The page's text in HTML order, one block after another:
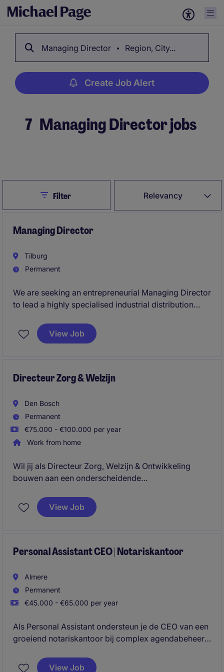
Managing Director Region, City...
Create Job Alert
7 Managing Director jobs
Relevancy
CloseFilter
Managing Director
Tilburg
Permanent
We are seeking an entrepreneurial Managing Director
to lead a highly specialised industrial distribution
across Europe. The role combines full commercial
ownership, strategic leadership, operational
applications.
View Job
Directeur Zorg & Welzijn
Den Bosch
Permanent
€75.000 - €100.000 per year
Work from home
Wil jij als Directeur Zorg, Welzijn & Ontwikkeling
bouwen aan een onderscheidende
menselijkheid centraal staan? In deze directierol
ontwikkel je het inhoudelijke fundament voor
View Job
Personal Assistant CEO | Notariskantoor
Almere
Permanent
€45.000 - €65.000 per year
Als Personal Assistant ondersteun je de CEO van een
groeiend notariskantoor bij complex agendabeheer,
organisatiebrede projecten. Je bent een proactieve
View Job